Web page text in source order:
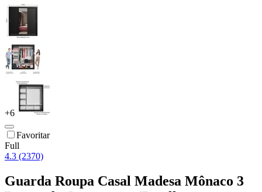
+6
Favoritar
Full
4.3 (2370)
Guarda Roupa Casal Madesa Mônaco 3